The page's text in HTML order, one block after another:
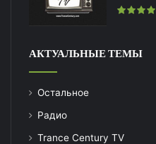
АКТУАЛЬНЫЕ ТЕМЫ
Остальное
Радио
Trance Century TV